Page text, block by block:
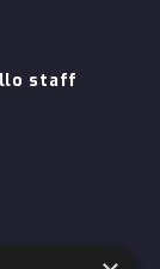
staff